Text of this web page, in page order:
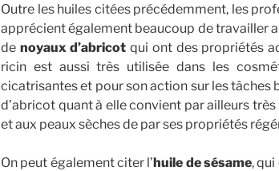
Outre les huiles citées précédemment, les
apprécient également beaucoup de travailler
de noyaux d’abricot qui ont des propriétés
ricin est aussi très utilisée dans les
cicatrisantes et pour son action sur les tâches
d’abricot quant à elle convient par ailleurs
et aux peaux sèches de par ses propriétés
On peut également citer l’huile de sésame,